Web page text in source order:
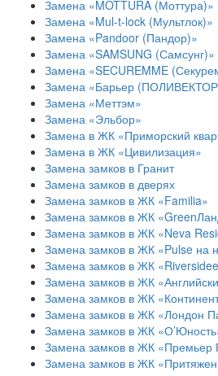
Замена «MOTTURA (Моттура)»
Замена «Mul-t-lock (Мультлок)»
Замена «Pandoor (Пандор)»
Замена «SAMSUNG (Самсунг)»
Замена «SECUREMME
Замена «Барьер
Замена «Меттэм»
Замена «Эльбор»
Замена в ЖК «Приморский
Замена в ЖК «Цивилизация»
Замена замков в Гранит
Замена замков в дверях
Замена замков в ЖК «Familia»
Замена замков в ЖК
Замена замков в ЖК «Neva
Замена замков в ЖК «Pulse на
Замена замков в ЖК
Замена замков в ЖК
Замена замков в ЖК
Замена замков в ЖК «Лондон
Замена замков в ЖК
Замена замков в ЖК «Премьер
Замена замков в ЖК